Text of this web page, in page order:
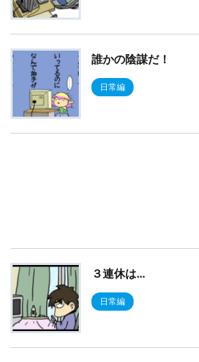
誰かの陰謀だ！
日常編
３連休は…
日常編